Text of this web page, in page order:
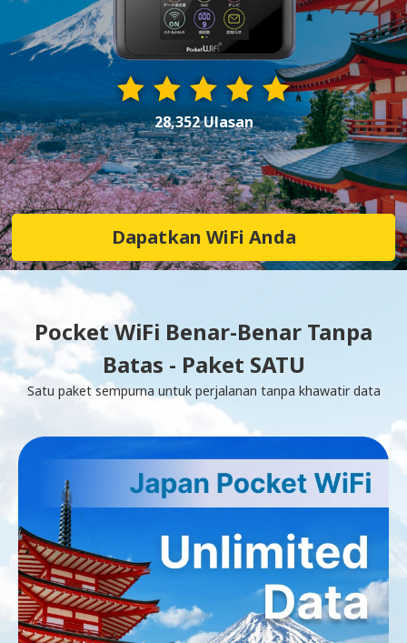
28,352 Ulasan
Dapatkan WiFi Anda
Pocket WiFi Benar-Benar Tanpa
Batas - Paket SATU
Satu paket sempurna untuk perjalanan tanpa khawatir data